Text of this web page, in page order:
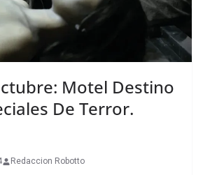
Motel Destino
De Terror.
Redaccion Robotto